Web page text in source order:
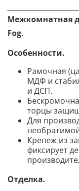
Межкомнатная
Fog.
Особенности.
Рамочная
МДФ и
и ДСП.
торцы
Для
Крепеж из
фиксирует
Отделка.